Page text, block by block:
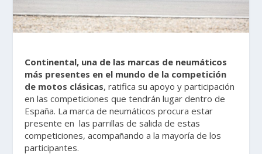
Continental, una de las marcas de neumáticos
más presentes en el mundo de la competición
de motos clásicas, ratifica su apoyo y participación
en las competiciones que tendrán lugar dentro de
España. La marca de neumáticos procura estar
presente en las parrillas de salida de estas
competiciones, acompañando a la mayoría de los
participantes.